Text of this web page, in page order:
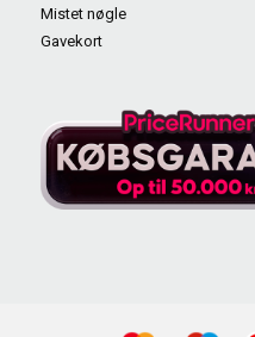
Mistet nøgle
Gavekort